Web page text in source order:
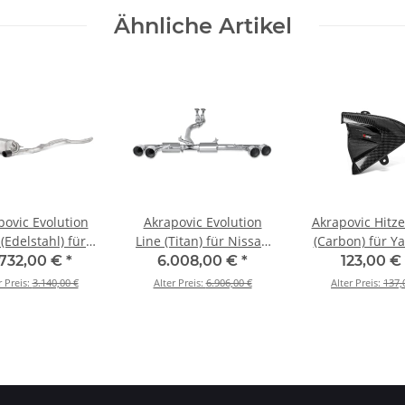
Ähnliche Artikel
Evolution
für
440i (F32, F33,
BJ 2016 > 2020
€ *
Preis:3.140,00 €
Akrapovic Evolution
Line (Titan) für Nissan
GT-R BJ 2008 > 2024
(ME-NI/T/1)
6.008,00 € *
Alter Preis:6.906,00 €
Akrapovic
(Carbon) für
YZF-R25 - BJ.
2021 (P-
123,00 €
Alter Preis: